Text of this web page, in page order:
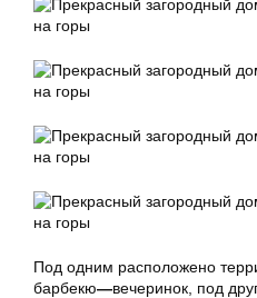
Под одним расположено
барбекю—вечеринок, под